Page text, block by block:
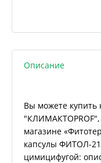
Описание
Вы можете
"КЛИМАКТОPROF",
магазине
капсулы ФИТОЛ-
цимицифугой: